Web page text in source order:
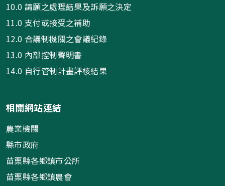
10.0 請願之處理結果及訴願之決定
11.0 支付或接受之補助
12.0 合議制機關之會議紀錄
13.0 內部控制聲明書
14.0 自行管制計畫評核結果
相關網站連結
農業機關
縣市政府
苗栗縣各鄉鎮市公所
苗栗縣各鄉鎮農會